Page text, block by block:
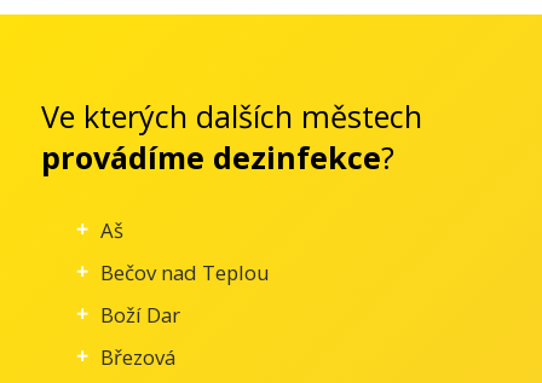
Ve kterých dalších městech
provádíme dezinfekce?
Aš
Bečov nad Teplou
Boží Dar
Březová